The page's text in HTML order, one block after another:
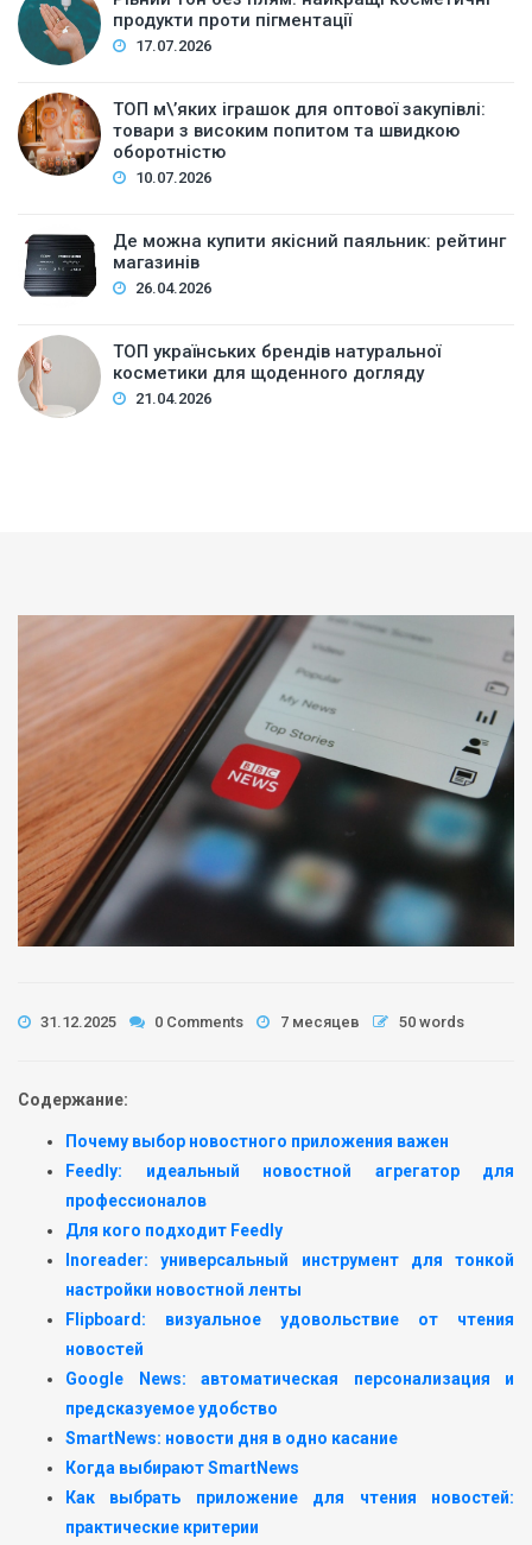
продукти проти пігментації
17.07.2026
ТОП м\’яких іграшок для оптової закупівлі:
товари з високим попитом та швидкою
оборотністю
10.07.2026
Де можна купити якісний паяльник: рейтинг
магазинів
26.04.2026
ТОП українських брендів натуральної
косметики для щоденного догляду
21.04.2026
31.12.2025 0 Comments 7 месяцев 50 words
Содержание:
Почему выбор новостного приложения важен
Feedly: идеальный новостной агрегатор для
профессионалов
Для кого подходит Feedly
Inoreader: универсальный инструмент для тонкой
настройки новостной ленты
Flipboard: визуальное удовольствие от чтения
новостей
Google News: автоматическая персонализация и
предсказуемое удобство
SmartNews: новости дня в одно касание
Когда выбирают SmartNews
Как выбрать приложение для чтения новостей:
практические критерии